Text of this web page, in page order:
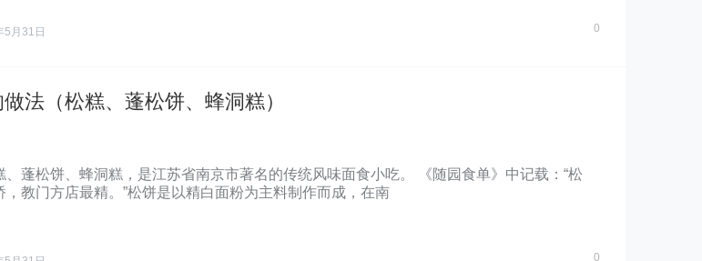
5月31日 0
法（松糕、蓬松饼、蜂洞糕）
、蓬松饼、蜂洞糕，是江苏省南京市著名的传统风味面食小吃。 《随园食单》中记载：“松
，教门方店最精。”松饼是以精白面粉为主料制作而成，在南
0